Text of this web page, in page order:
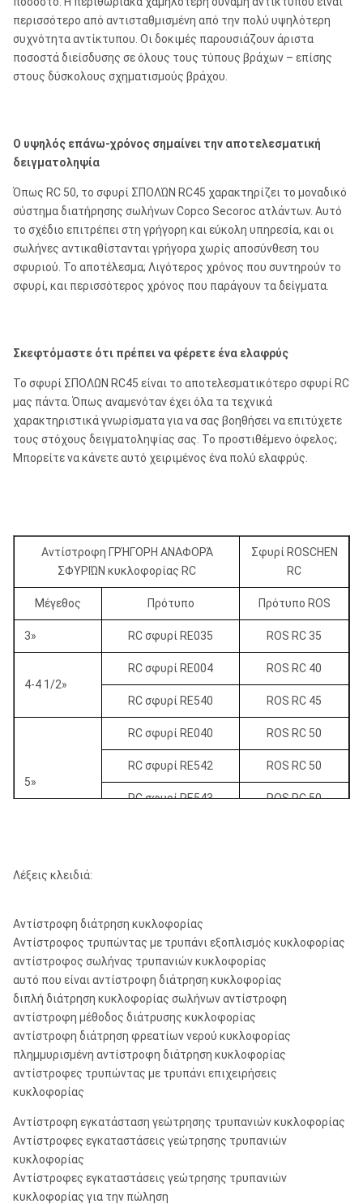
περισσότερο από αντισταθμισμένη από την πολύ υψηλότερη
συχνότητα αντίκτυπου. Οι δοκιμές παρουσιάζουν άριστα
ποσοστά διείσδυσης σε όλους τους τύπους βράχων – επίσης
στους δύσκολους σχηματισμούς βράχου.
Ο υψηλός επάνω-χρόνος σημαίνει την αποτελεσματική
δειγματοληψία
Όπως RC 50, το σφυρί ΣΠΟΛΏΝ RC45 χαρακτηρίζει το μοναδικό
σύστημα διατήρησης σωλήνων Copco Secoroc ατλάντων. Αυτό
το σχέδιο επιτρέπει στη γρήγορη και εύκολη υπηρεσία, και οι
σωλήνες αντικαθίστανται γρήγορα χωρίς αποσύνθεση του
σφυριού. Το αποτέλεσμα; Λιγότερος χρόνος που συντηρούν το
σφυρί, και περισσότερος χρόνος που παράγουν τα δείγματα.
Σκεφτόμαστε ότι πρέπει να φέρετε ένα ελαφρύς
Το σφυρί ΣΠΟΛΩΝ RC45 είναι το αποτελεσματικότερο σφυρί RC
μας πάντα. Όπως αναμενόταν έχει όλα τα τεχνικά
χαρακτηριστικά γνωρίσματα για να σας βοηθήσει να επιτύχετε
τους στόχους δειγματοληψίας σας. Το προστιθέμενο όφελος;
Μπορείτε να κάνετε αυτό χειριμένος ένα πολύ ελαφρύς.
Αντίστροφη ΓΡΉΓΟΡΗ ΑΝΑΦΟΡΆ
ΣΦΥΡΙΏΝ κυκλοφορίας RC
Σφυρί ROSCHEN
RC
Μέγεθος Πρότυπο Πρότυπο ROS
3» RC σφυρί RE035 ROS RC 35
4-4 1/2»
RC σφυρί RE004 ROS RC 40
RC σφυρί RE540 ROS RC 45
5»
RC σφυρί RE040 ROS RC 50
RC σφυρί RE542 ROS RC 50
RC σφυρί RE543 ROS RC 50
5-5 1/2»
5 1/2-5 3/4»
RC σφυρί RE054
RC σφυρί RE140
Λέξεις κλειδιά:
Αντίστροφη διάτρηση κυκλοφορίας
Αντίστροφος τρυπώντας με τρυπάνι εξοπλισμός κυκλοφορίας
αντίστροφος σωλήνας τρυπανιών κυκλοφορίας
αυτό που είναι αντίστροφη διάτρηση κυκλοφορίας
διπλή διάτρηση κυκλοφορίας σωλήνων αντίστροφη
αντίστροφη μέθοδος διάτρυσης κυκλοφορίας
αντίστροφη διάτρηση φρεατίων νερού κυκλοφορίας
πλημμυρισμένη αντίστροφη διάτρηση κυκλοφορίας
αντίστροφες τρυπώντας με τρυπάνι επιχειρήσεις
κυκλοφορίας
Αντίστροφη εγκατάσταση γεώτρησης τρυπανιών κυκλοφορίας
Αντίστροφες εγκαταστάσεις γεώτρησης τρυπανιών
κυκλοφορίας
Αντίστροφες εγκαταστάσεις γεώτρησης τρυπανιών
κυκλοφορίας για την πώληση